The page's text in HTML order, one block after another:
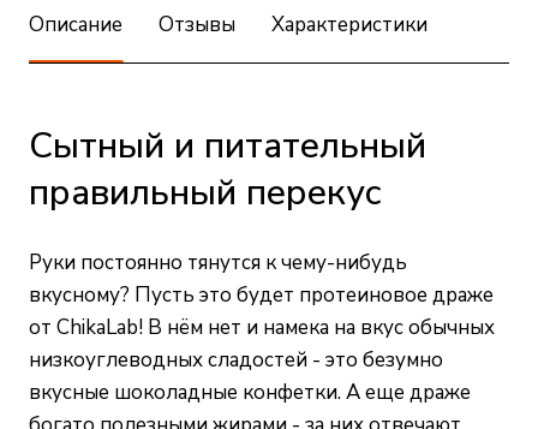
Описание Отзывы Характеристики
Сытный и питательный
правильный перекус
Руки постоянно тянутся к чему-нибудь
вкусному? Пусть это будет протеиновое драже
от ChikaLab! В нём нет и намека на вкус обычных
низкоуглеводных сладостей - это безумно
вкусные шоколадные конфетки. А еще драже